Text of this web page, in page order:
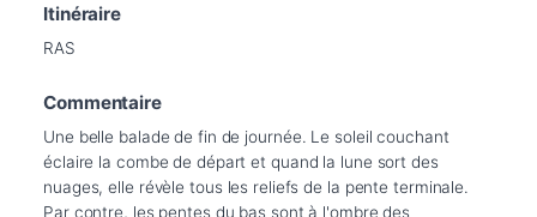
Itinéraire
RAS
Commentaire
Une belle balade de fin de journée. Le soleil couchant
éclaire la combe de départ et quand la lune sort des
nuages, elle révèle tous les reliefs de la pente terminale.
Par contre, les pentes du bas sont à l'ombre des